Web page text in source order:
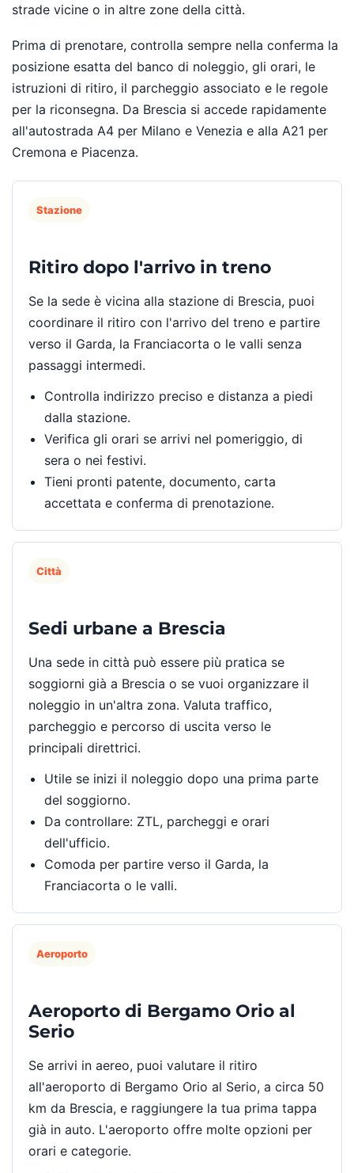
strade vicine o in altre zone della città.
Prima di prenotare, controlla sempre nella conferma la
posizione esatta del banco di noleggio, gli orari, le
istruzioni di ritiro, il parcheggio associato e le regole
per la riconsegna. Da Brescia si accede rapidamente
all'autostrada A4 per Milano e Venezia e alla A21 per
Cremona e Piacenza.
Stazione
Ritiro dopo l'arrivo in treno
Se la sede è vicina alla stazione di Brescia, puoi
coordinare il ritiro con l'arrivo del treno e partire
verso il Garda, la Franciacorta o le valli senza
passaggi intermedi.
Controlla indirizzo preciso e distanza a piedi
dalla stazione.
Verifica gli orari se arrivi nel pomeriggio, di
sera o nei festivi.
Tieni pronti patente, documento, carta
accettata e conferma di prenotazione.
Città
Sedi urbane a Brescia
Una sede in città può essere più pratica se
soggiorni già a Brescia o se vuoi organizzare il
noleggio in un'altra zona. Valuta traffico,
parcheggio e percorso di uscita verso le
principali direttrici.
Utile se inizi il noleggio dopo una prima parte
del soggiorno.
Da controllare: ZTL, parcheggi e orari
dell'ufficio.
Comoda per partire verso il Garda, la
Franciacorta o le valli.
Aeroporto
Aeroporto di Bergamo Orio al
Serio
Se arrivi in aereo, puoi valutare il ritiro
all'aeroporto di Bergamo Orio al Serio, a circa 50
km da Brescia, e raggiungere la tua prima tappa
già in auto. L'aeroporto offre molte opzioni per
orari e categorie.